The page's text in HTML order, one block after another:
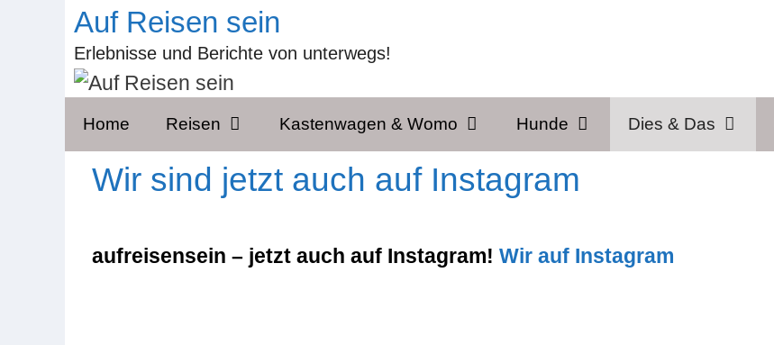
springen
Auf Reisen sein
Erlebnisse und Berichte von unterwegs!
Home Reisen Kastenwagen & Womo Hunde Dies & Das
Wir sind jetzt auch auf Instagram
aufreisensein – jetzt auch auf Instagram! Wir auf Instagram